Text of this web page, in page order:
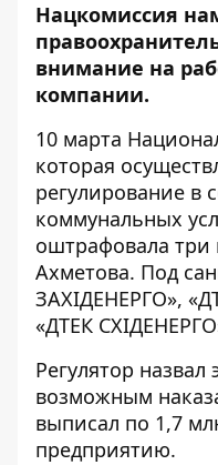
Нацкомиссия
внимание на
компании.
10 марта
которая
регулирование в
коммунальных
оштрафовала три
Ахметова. Под
ЗАХІДЕНЕРГО»,
«ДТЕК
Регулятор
возможным
выписал по 1,7
предприятию.